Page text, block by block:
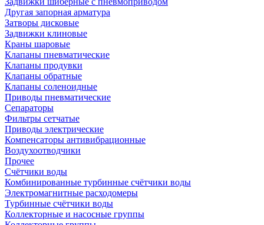
Другая запорная арматура
Затворы дисковые
Задвижки клиновые
Краны шаровые
Клапаны пневматические
Клапаны продувки
Клапаны обратные
Клапаны соленоидные
Приводы пневматические
Сепараторы
Фильтры сетчатые
Приводы электрические
Компенсаторы антивибрационные
Воздухоотводчики
Прочее
Счётчики воды
Комбинированные турбинные счётчики воды
Электромагнитные расходомеры
Турбинные счётчики воды
Коллекторные и насосные группы